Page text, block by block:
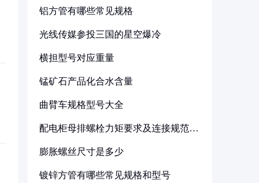
铝方管有哪些常见规格
光线传媒参投三国的星空爆冷
横担型号对应重量
锰矿石产品化合水含量
曲臂车规格型号大全
配电柜母排螺栓力矩要求及连接规范详
膨胀螺丝尺寸是多少
镀锌方管有哪些常见规格和型号